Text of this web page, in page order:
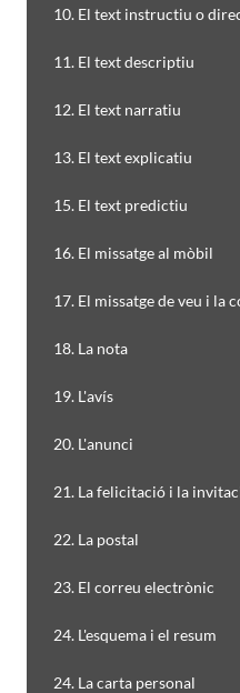
10. El text instructiu o
11. El text descriptiu
12. El text narratiu
13. El text explicatiu
15. El text predictiu
16. El missatge al mòbil
17. El missatge de veu i la
18. La nota
19. L'avís
20. L'anunci
21. La felicitació i la
22. La postal
23. El correu electrònic
24. L'esquema i el resum
24. La carta personal